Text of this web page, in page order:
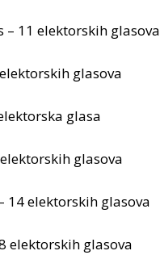
– 11 elektorskih glasova
glasova
glasa
glasova
14 elektorskih glasova
elektorskih glasova